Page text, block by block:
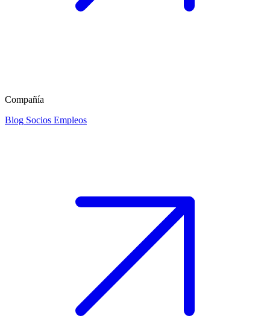
Compañía
Blog Socios Empleos